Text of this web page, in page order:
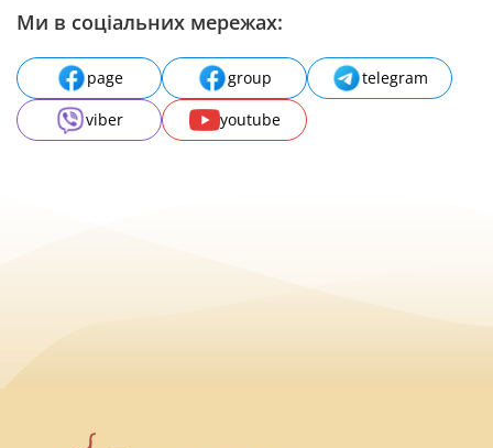
Ми в соціальних мережах:
page group
telegram
viber
youtube